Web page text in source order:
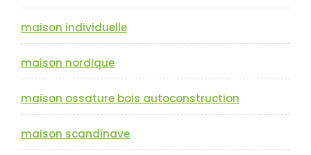
maison individuelle
maison nordique
maison ossature bois autoconstruction
maison scandinave